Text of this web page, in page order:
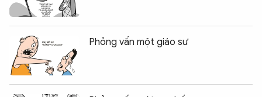
Phỏng vấn một giáo sư